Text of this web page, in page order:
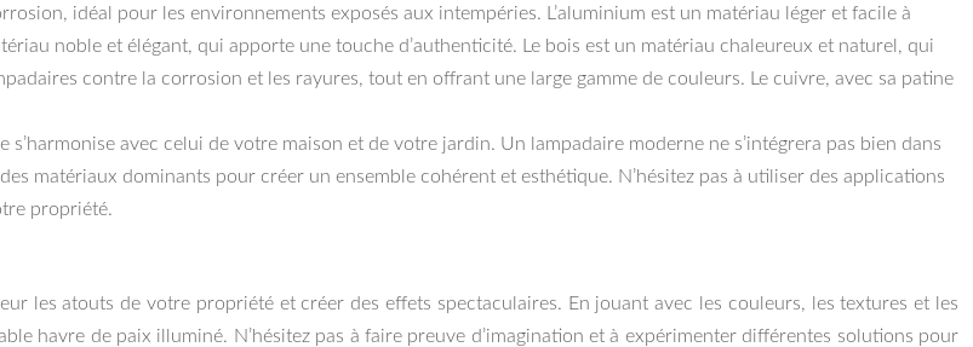
idéal pour les environnements exposés aux intempéries. L’aluminium est un matériau léger et facile à
noble et élégant, qui apporte une touche d’authenticité. Le bois est un matériau chaleureux et naturel, qui
contre la corrosion et les rayures, tout en offrant une large gamme de couleurs. Le cuivre, avec sa patine
s’harmonise avec celui de votre maison et de votre jardin. Un lampadaire moderne ne s’intégrera pas bien dans
matériaux dominants pour créer un ensemble cohérent et esthétique. N’hésitez pas à utiliser des applications
propriété.
les atouts de votre propriété et créer des effets spectaculaires. En jouant avec les couleurs, les textures et les
havre de paix illuminé. N’hésitez pas à faire preuve d’imagination et à expérimenter différentes solutions pour